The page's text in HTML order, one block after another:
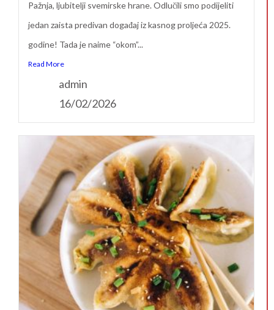
Pažnja, ljubitelji svemirske hrane. Odlučili smo podijeliti
jedan zaista predivan događaj iz kasnog proljeća 2025.
godine! Tada je naime “okom”...
Read More
admin
16/02/2026